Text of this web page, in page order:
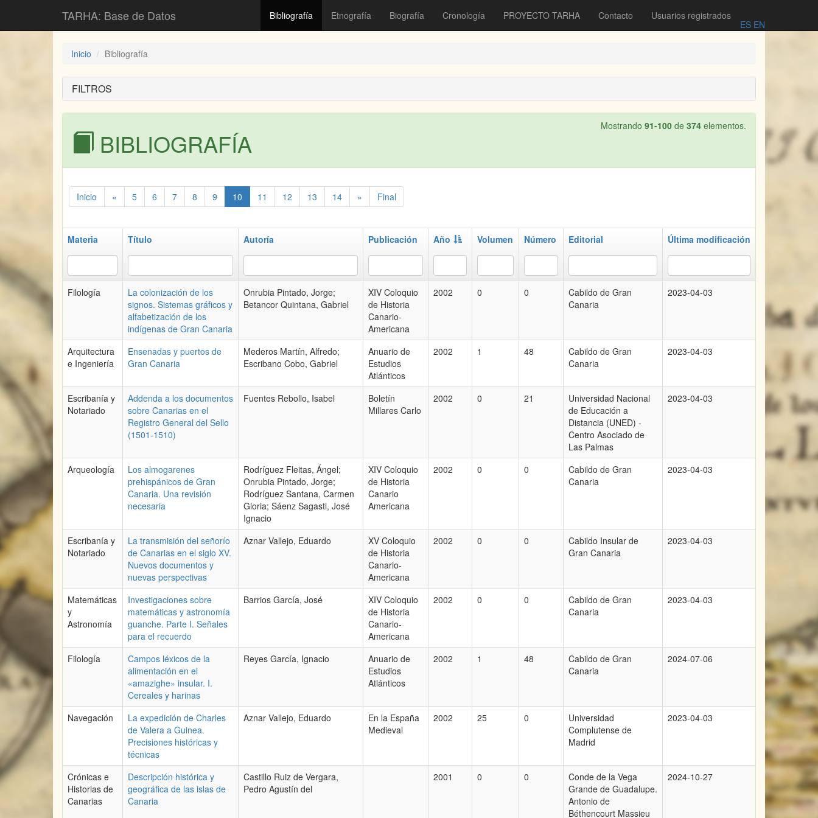
TARHA: Base de Datos Bibliografía Etnografía Biografía Cronología PROYECTO TARHA Contacto Usuarios registrados
ES EN
Inicio Bibliografía
FILTROS
Mostrando 91-100 de 374 elementos.
BIBLIOGRAFÍA
Inicio « 5 6 7 8 9 10 11 12 13 14 » Final
Materia Título Autoría Publicación Año Volumen Número Editorial Última modificación
Filología
La colonización de los
signos. Sistemas gráficos y
alfabetización de los
indígenas de Gran Canaria
Onrubia Pintado, Jorge;
Betancor Quintana, Gabriel
XIV Coloquio
de Historia
Canario-
Americana
2002 0 0
Cabildo de Gran
Canaria
2023-04-03
Arquitectura
e Ingeniería
Ensenadas y puertos de
Gran Canaria
Mederos Martín, Alfredo;
Escribano Cobo, Gabriel
Anuario de
Estudios
Atlánticos
2002 1 48
Cabildo de Gran
Canaria
2023-04-03
Escribanía y
Notariado
Addenda a los documentos
sobre Canarias en el
Registro General del Sello
(1501-1510)
Fuentes Rebollo, Isabel
Boletín
Millares Carlo
2002 0 21
Universidad Nacional
de Educación a
Distancia (UNED) -
Centro Asociado de
Las Palmas
2023-04-03
Arqueología
Los almogarenes
prehispánicos de Gran
Canaria. Una revisión
necesaria
Rodríguez Fleitas, Ángel;
Onrubia Pintado, Jorge;
Rodríguez Santana, Carmen
Gloria; Sáenz Sagasti, José
Ignacio
XIV Coloquio
de Historia
Canario
Americana
2002 0 0
Cabildo de Gran
Canaria
2023-04-03
Escribanía y
Notariado
La transmisión del señorío
de Canarias en el siglo XV.
Nuevos documentos y
nuevas perspectivas
Aznar Vallejo, Eduardo
XV Coloquio
de Historia
Canario-
Americana
2002 0 0
Cabildo Insular de
Gran Canaria
2023-04-03
Matemáticas
y
Astronomía
Investigaciones sobre
matemáticas y astronomía
guanche. Parte I. Señales
para el recuerdo
Barrios García, José
XIV Coloquio
de Historia
Canario-
Americana
2002 0 0
Cabildo de Gran
Canaria
2023-04-03
Filología
Campos léxicos de la
alimentación en el
«amazighe» insular. I.
Cereales y harinas
Reyes García, Ignacio
Anuario de
Estudios
Atlánticos
2002 1 48
Cabildo de Gran
Canaria
2024-07-06
Navegación
La expedición de Charles
de Valera a Guinea.
Precisiones históricas y
técnicas
Aznar Vallejo, Eduardo
En la España
Medieval
2002 25 0
Universidad
Complutense de
Madrid
2023-04-03
Crónicas e
Historias de
Canarias
Descripción histórica y
geográfica de las islas de
Canaria
Castillo Ruiz de Vergara,
Pedro Agustín del
2001 0 0
Conde de la Vega
Grande de Guadalupe.
Antonio de
Béthencourt Massieu
2024-10-27